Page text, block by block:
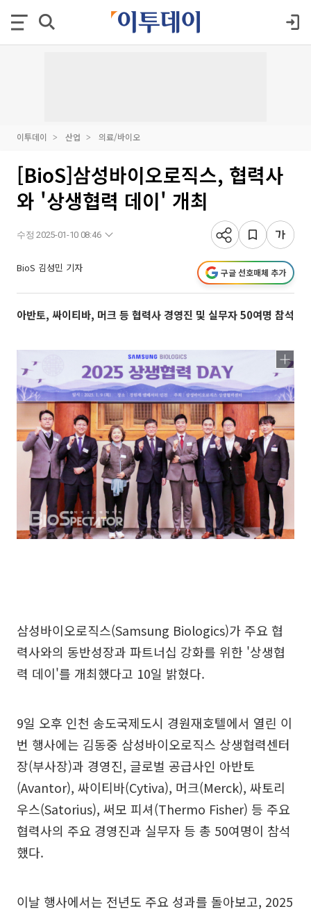
이투데이 산업 의료/바이오
[BioS]삼성바이오로직스, 협력사
와 '상생협력 데이' 개최
수정 2025-01-10 08:46
BioS 김성민 기자 구글 선호매체 추가
아반토, 싸이티바, 머크 등 협력사 경영진 및 실무자 50여명 참석
삼성바이오로직스(Samsung Biologics)가 주요 협
력사와의 동반성장과 파트너십 강화를 위한 '상생협
력 데이'를 개최했다고 10일 밝혔다.
9일 오후 인천 송도국제도시 경원재호텔에서 열린 이
번 행사에는 김동중 삼성바이오로직스 상생협력센터
장(부사장)과 경영진, 글로벌 공급사인 아반토
(Avantor), 싸이티바(Cytiva), 머크(Merck), 싸토리
우스(Satorius), 써모 피셔(Thermo Fisher) 등 주요
협력사의 주요 경영진과 실무자 등 총 50여명이 참석
했다.
이날 행사에서는 전년도 주요 성과를 돌아보고, 2025